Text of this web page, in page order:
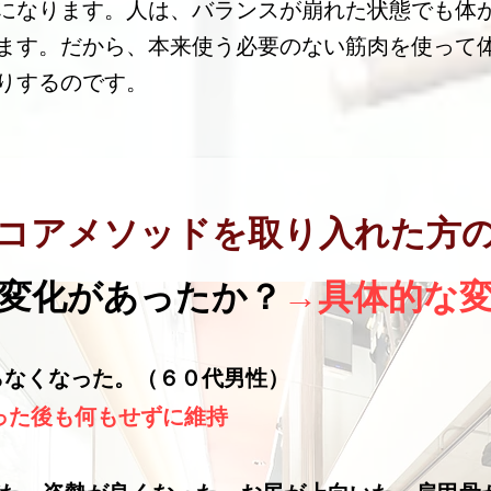
なります。人は、バランスが崩れた状態でも体
す。だから、本来使う必要のない筋肉を使って
るのです。
アメソッドを取り入れた方
化があったか？ →具体的な
くなった。（６０代男性）
後も何もせずに維持